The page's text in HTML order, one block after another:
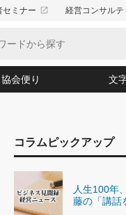
セミナー launch 経営コンサルテ
(34)
り(210)
思われる 気配りの達人
識(57)
は会社守成の好機(38)
間力の磨き方」(86)
え 東洋思想に学ぶ経営学
指導者たち」(32)
ろ心平の ──社長のための
ルＡＶを味方に！新・仕事術
ー脳の鍛え方(32)
協会便り
「愛読者通信」著者インタ
ビジネス見聞録 経営ニ
作間信司の経営無形庵(け
経営セミナー情報局(1)
文
コラムピックアップ
人生100年
藤の「講話